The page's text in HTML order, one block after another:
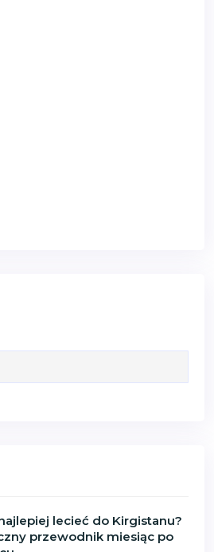
lecieć do Kirgistanu?
przewodnik miesiąc po